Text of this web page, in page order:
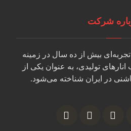
شرکت
بیش از ده سال در زمینه
انارهای تولیدی، به عنوان یکی از
در ایران شناخته می‌شود.